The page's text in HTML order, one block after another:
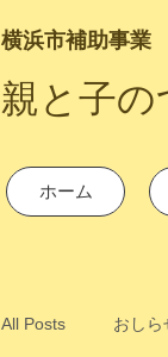
横浜市補助事業
親と子の
ホーム
All Posts おしら